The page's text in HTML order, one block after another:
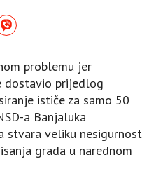
problemu jer
dostavio prijedlog
ističe za samo 50
a Banjaluka
stvara veliku nesigurnost
grada u narednom